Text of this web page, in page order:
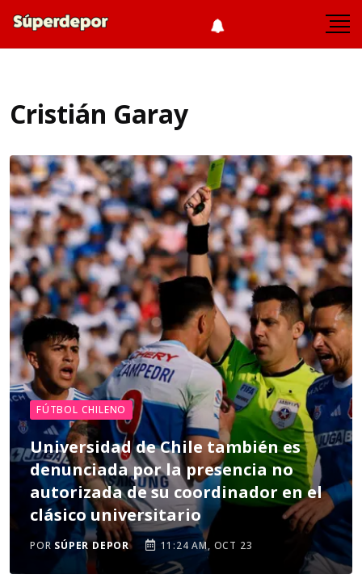
Cristián Garay
FÚTBOL CHILENO
Universidad de Chile también es
denunciada por la presencia no
autorizada de su coordinador en el
clásico universitario
PORSÚPER DEPOR 11:24 AM, OCT 23